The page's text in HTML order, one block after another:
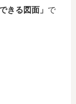
きる図面」 で